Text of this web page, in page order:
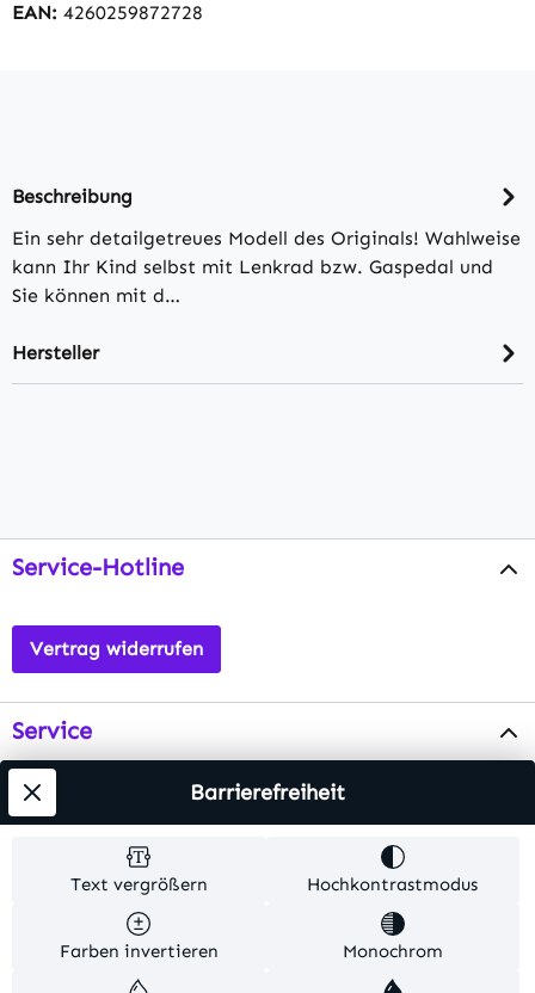
EAN: 4260259872728
Beschreibung
Ein sehr detailgetreues Modell des Originals! Wahlweise
kann Ihr Kind selbst mit Lenkrad bzw. Gaspedal und
Sie können mit d…
Hersteller
Service-Hotline
Vertrag widerrufen
Service
Info
Alle Preise inkl. gesetzl. Mehrwertsteuer zzgl.
Versandkosten . Alle Artikelangaben sind
Herstellerangaben und ohne Gewähr.
Text vergrößern Hochkontrastmodus
Farben invertieren Monochrom
Barrierefreiheit